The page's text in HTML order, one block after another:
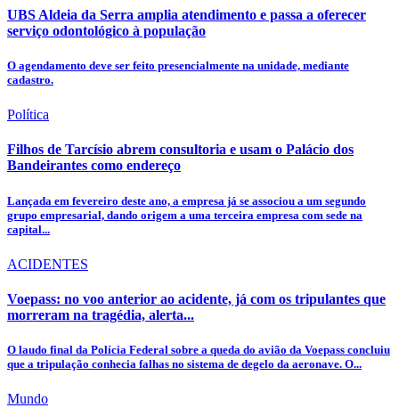
UBS Aldeia da Serra amplia atendimento e passa a oferecer
serviço odontológico à população
O agendamento deve ser feito presencialmente na unidade, mediante
cadastro.
Política
Filhos de Tarcísio abrem consultoria e usam o Palácio dos
Bandeirantes como endereço
Lançada em fevereiro deste ano, a empresa já se associou a um segundo
grupo empresarial, dando origem a uma terceira empresa com sede na
capital...
ACIDENTES
Voepass: no voo anterior ao acidente, já com os tripulantes que
morreram na tragédia, alerta...
O laudo final da Polícia Federal sobre a queda do avião da Voepass concluiu
que a tripulação conhecia falhas no sistema de degelo da aeronave. O...
Mundo